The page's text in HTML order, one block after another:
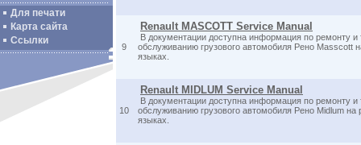
Для печати
Карта сайта
Ссылки
9
Renault MASCOTT Service Manual
В документации доступна информация по ремонту и
обслуживанию грузового автомобиля Рено Masscott
языках.
10
Renault MIDLUM Service Manual
В документации доступна информация по ремонту и
обслуживанию грузового автомобиля Рено Midlum на
языках.